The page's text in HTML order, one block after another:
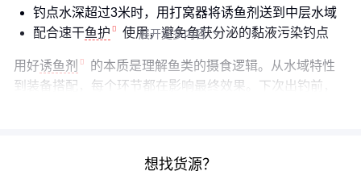
钓点水深超过3米时，用打窝器将诱鱼剂送到中层水域
配合速干鱼护 使用，避免鱼获分泌的黏液污染钓点
用好诱鱼剂
的本质是理解鱼类的摄食逻辑。从水域特性
到装备搭配，每个环节都在影响最终效果。下次出钓前，
展开更多内容 
想找货源？